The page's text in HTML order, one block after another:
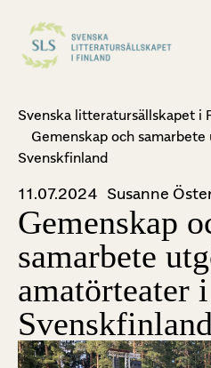
Svenska litteratursällskapet i
Gemenskap och
Svenskfinland
11.07.2024 Susanne
Gemenskap
samarbete
amatörteater i
Svenskfinland